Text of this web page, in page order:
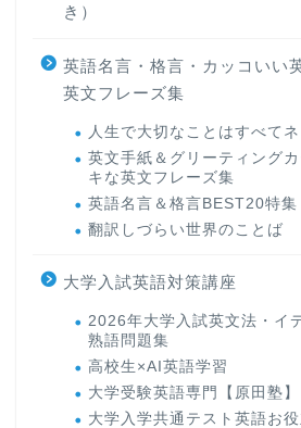
き）
英語名言・格言・カッコいい
英文フレーズ集
人生で大切なことはすべて
英文手紙＆グリーティング
キな英文フレーズ集
英語名言＆格言BEST20特集
翻訳しづらい世界のことば
大学入試英語対策講座
2026年大学入試英文法・イ
熟語問題集
高校生×AI英語学習
大学受験英語専門【原田塾】
大学入学共通テスト英語お